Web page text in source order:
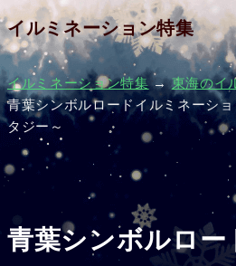
イルミネーション特集
イルミネーション特集→東海のイ
青葉シンボルロードイルミネーシ
タジー～
青葉シンボルロー